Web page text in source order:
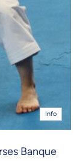
Info
Banque